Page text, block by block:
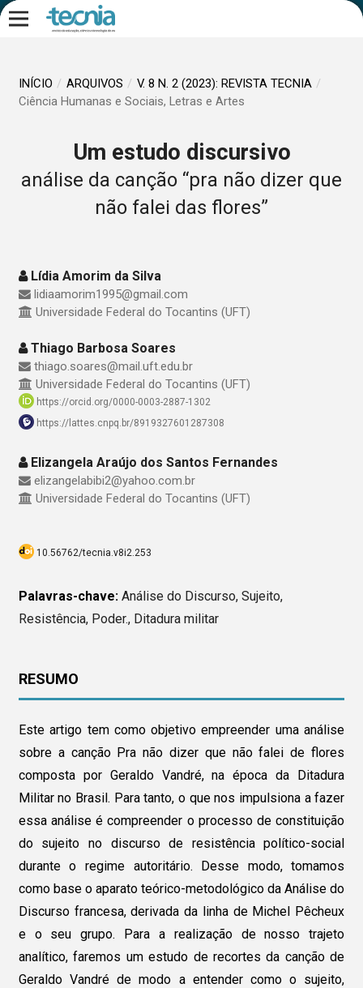
INÍCIO / ARQUIVOS / V. 8 N. 2 (2023): REVISTA TECNIA /
Ciência Humanas e Sociais, Letras e Artes
Um estudo discursivo
análise da canção “pra não dizer que
não falei das flores”
Lídia Amorim da Silva
lidiaamorim1995@gmail.com
Universidade Federal do Tocantins (UFT)
Thiago Barbosa Soares
thiago.soares@mail.uft.edu.br
Universidade Federal do Tocantins (UFT)
https://orcid.org/0000-0003-2887-1302
https://lattes.cnpq.br/8919327601287308
Elizangela Araújo dos Santos Fernandes
elizangelabibi2@yahoo.com.br
Universidade Federal do Tocantins (UFT)
10.56762/tecnia.v8i2.253
Palavras-chave: Análise do Discurso, Sujeito,
Resistência, Poder., Ditadura militar
RESUMO
Este artigo tem como objetivo empreender uma análise
sobre a canção Pra não dizer que não falei de flores
composta por Geraldo Vandré, na época da Ditadura
Militar no Brasil. Para tanto, o que nos impulsiona a fazer
essa análise é compreender o processo de constituição
do sujeito no discurso de resistência político-social
durante o regime autoritário. Desse modo, tomamos
como base o aparato teórico-metodológico da Análise do
Discurso francesa, derivada da linha de Michel Pêcheux
e o seu grupo. Para a realização de nosso trajeto
analítico, faremos um estudo de recortes da canção de
Geraldo Vandré de modo a entender como o sujeito,